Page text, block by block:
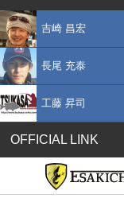
吉崎 昌宏
長尾 充泰
工藤 昇司
OFFICIAL LINK